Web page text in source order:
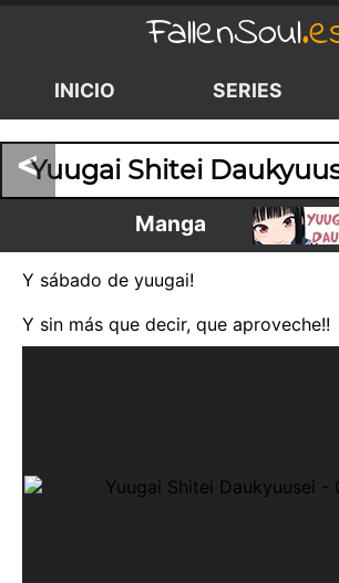
FallenSoul
INICIO SERIES
<Yuugai Shitei
Manga
Y sábado de yuugai!
Y sin más que decir, que aproveche!!